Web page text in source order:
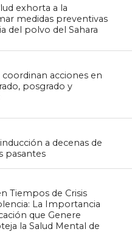
exhorta a la
medidas preventivas
del polvo del Sahara
coordinan acciones en
posgrado y
a decenas de
pasantes
Tiempos de Crisis
La Importancia
que Genere
la Salud Mental de